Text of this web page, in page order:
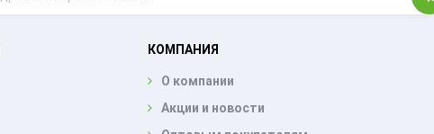
КОМПАНИЯ
О компании
Акции и новости